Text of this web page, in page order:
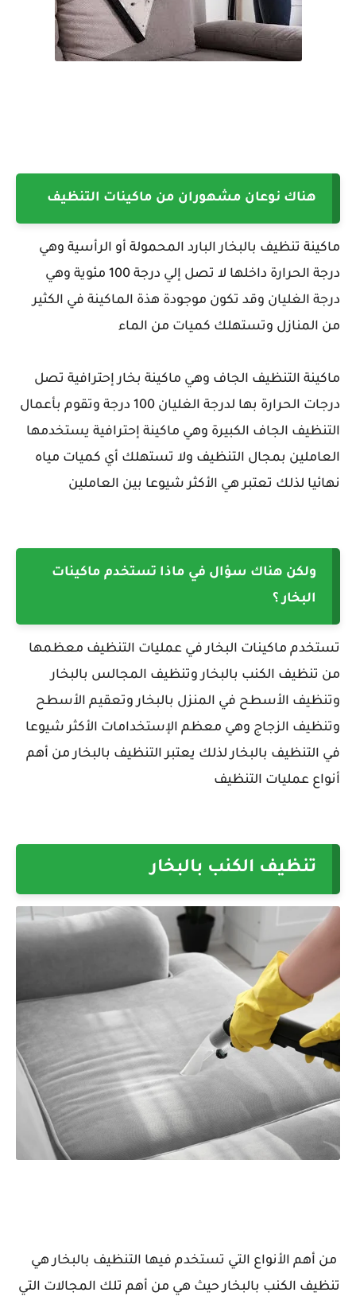
هناك نوعان مشهوران من ماكينات التنظيف
ماكينة تنظيف بالبخار البارد المحمولة أو الرأسية وهي
درجة الحرارة داخلها لا تصل إلي درجة 100 مئوية وهي
درجة الغليان وقد تكون موجودة هذة الماكينة في الكثير
من المنازل وتستهلك كميات من الماء
ماكينة التنظيف الجاف وهي ماكينة بخار إحترافية تصل
درجات الحرارة بها لدرجة الغليان 100 درجة وتقوم بأعمال
التنظيف الجاف الكبيرة وهي ماكينة إحترافية يستخدمها
العاملين بمجال التنظيف ولا تستهلك أي كميات مياه
نهائيا لذلك تعتبر هي الأكثر شيوعا بين العاملين
ولكن هناك سؤال في ماذا تستخدم ماكينات
البخار ؟
تستخدم ماكينات البخار في عمليات التنظيف معظمها
من تنظيف الكنب بالبخار وتنظيف المجالس بالبخار
وتنظيف الأسطح في المنزل بالبخار وتعقيم الأسطح
وتنظيف الزجاج وهي معظم الإستخدامات الأكثر شيوعا
في التنظيف بالبخار لذلك يعتبر التنظيف بالبخار من أهم
أنواع عمليات التنظيف
تنظيف الكنب بالبخار
من أهم الأنواع التي تستخدم فيها التنظيف بالبخار هي
تنظيف الكنب بالبخار حيث هي من أهم تلك المجالات التي